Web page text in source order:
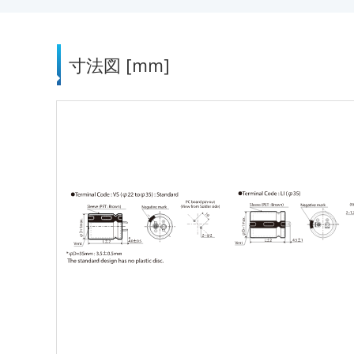
寸法図 [mm]